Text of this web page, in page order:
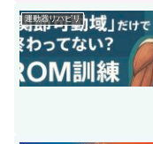
運動器リハビリ